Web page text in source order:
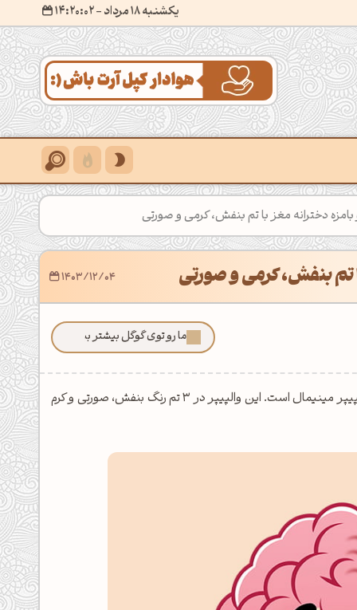
یکشنبه 18 مرداد - ۱۴:۲۰:۰۳
بامزه دخترانه مغز با تم بنفش، کرمی و صورتی
تم بنفش، کرمی و صورتی 1403/12/04
ما رو توی گوگل بیشتر ببین!
والپیپر کیوت و فانتزی دخترانه کاراکتر دختر در حال مدیتیشن یک والپیپر مینیمال است. این والپیپر در 3 تم رنگ بنفش، صورتی و کرم